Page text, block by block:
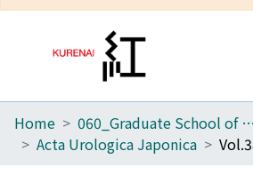
Home
Home
060_Graduate School of Medicine
Acta Urologica Japonica